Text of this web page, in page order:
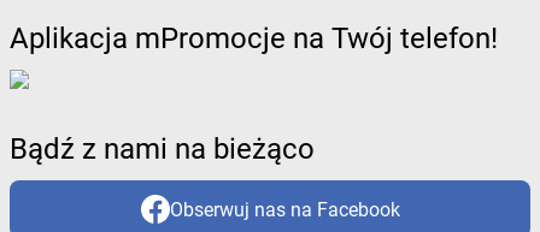
Aplikacja mPromocje na Twój telefon!
Bądź z nami na bieżąco
Obserwuj nas na Facebook